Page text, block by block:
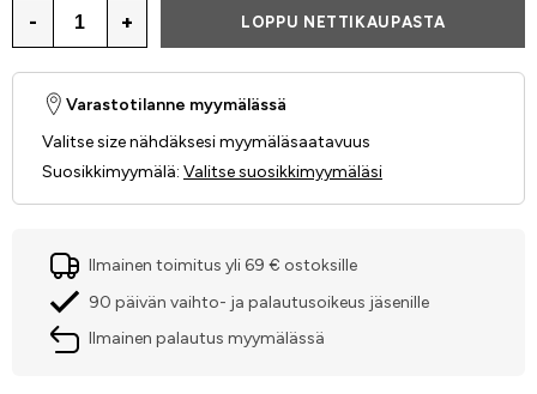
- + LOPPU NETTIKAUPASTA
Varastotilanne myymälässä
Valitse size nähdäksesi myymäläsaatavuus
Suosikkimyymälä: Valitse suosikkimyymäläsi
Ilmainen toimitus yli 69 € ostoksille
90 päivän vaihto- ja palautusoikeus jäsenille
Ilmainen palautus myymälässä